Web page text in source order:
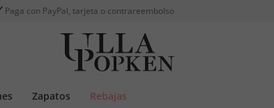
Paga con PayPal, tarjeta o contrareembolso
Zapatos Rebajas